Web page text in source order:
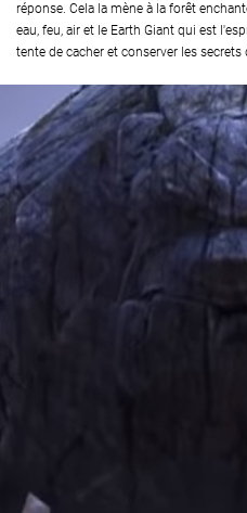
réponse. Cela la mène à la forêt
eau, feu, air et le Earth Giant qui est
tente de cacher et conserver les secrets